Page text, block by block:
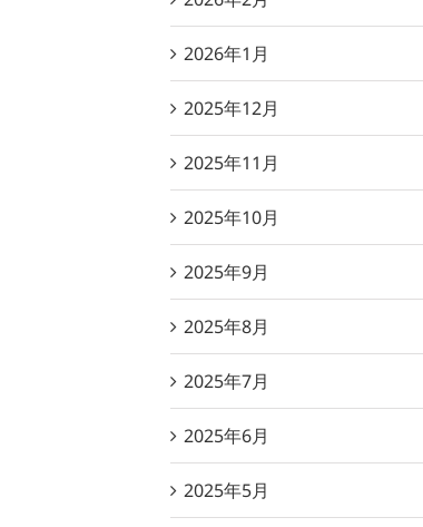
2026年1月
2025年12月
2025年11月
2025年10月
2025年9月
2025年8月
2025年7月
2025年6月
2025年5月